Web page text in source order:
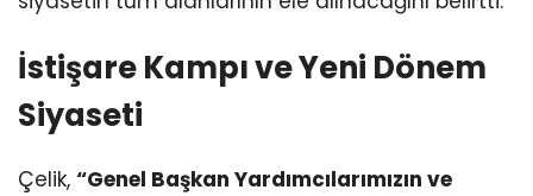
İstişare Kampı ve Yeni Dönem
Siyaseti
Çelik, “Genel Başkan Yardımcılarımızın ve